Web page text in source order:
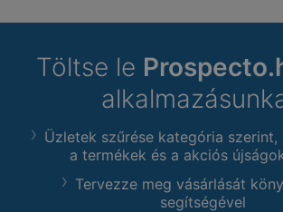
Töltse le
Üzletek szűrése kategória szerint,
a termékek és a akciós
Tervezze meg vásárlását
segítségével